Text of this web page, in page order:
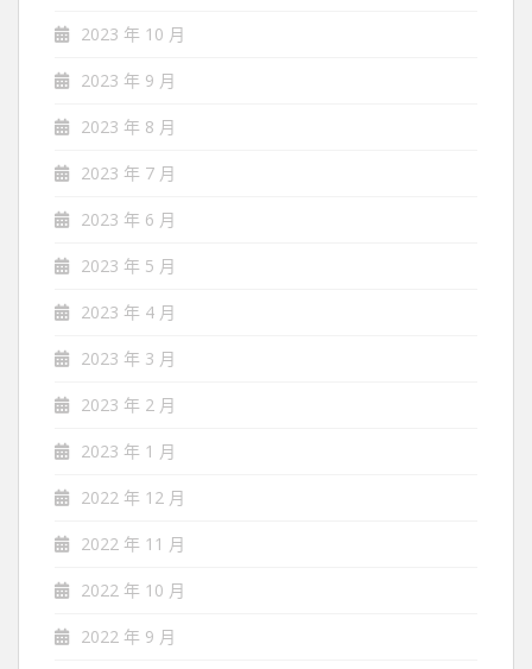
2023 年 10 月
2023 年 9 月
2023 年 8 月
2023 年 7 月
2023 年 6 月
2023 年 5 月
2023 年 4 月
2023 年 3 月
2023 年 2 月
2023 年 1 月
2022 年 12 月
2022 年 11 月
2022 年 10 月
2022 年 9 月